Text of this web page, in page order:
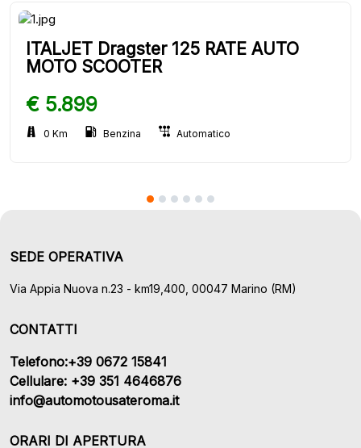
ITALJET Dragster 125 RATE AUTO
MOTO SCOOTER
€ 5.899
0 Km Benzina Automatico
SEDE OPERATIVA
Via Appia Nuova n.23 - km19,400, 00047 Marino (RM)
CONTATTI
Telefono:+39 0672 15841
Cellulare: +39 351 4646876
info@automotousateroma.it
ORARI DI APERTURA